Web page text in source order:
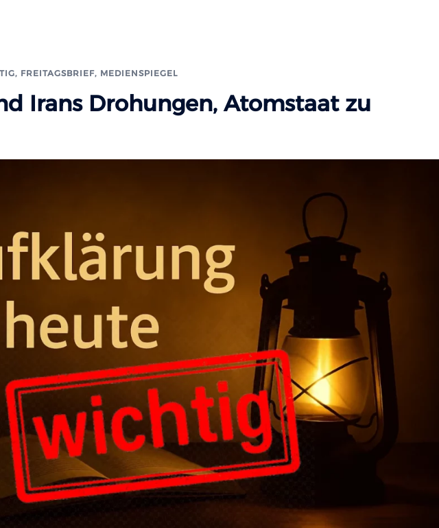
, FREITAGSBRIEF, MEDIENSPIEGEL
Irans Drohungen, Atomstaat zu